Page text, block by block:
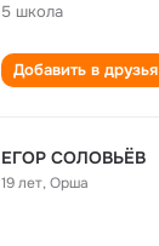
5 школа
Добавить в друзья
ЕГОР СОЛОВЬЁВ
19 лет,Орша